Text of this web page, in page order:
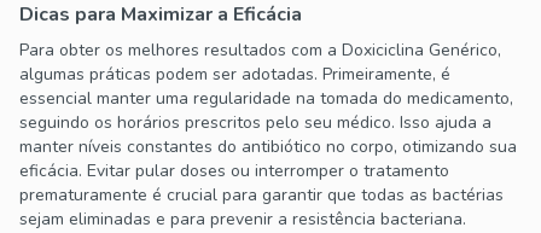
Dicas para Maximizar a Eficácia
Para obter os melhores resultados com a Doxiciclina Genérico,
algumas práticas podem ser adotadas. Primeiramente, é
essencial manter uma regularidade na tomada do medicamento,
seguindo os horários prescritos pelo seu médico. Isso ajuda a
manter níveis constantes do antibiótico no corpo, otimizando sua
eficácia. Evitar pular doses ou interromper o tratamento
prematuramente é crucial para garantir que todas as bactérias
sejam eliminadas e para prevenir a resistência bacteriana.